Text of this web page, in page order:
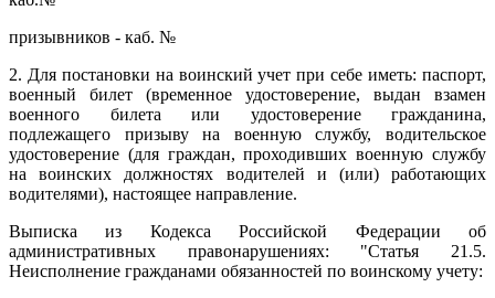
призывников - каб. №
2. Для постановки на воинский учет при себе иметь: паспорт,
военный билет (временное удостоверение, выдан взамен
военного билета или удостоверение гражданина,
подлежащего призыву на военную службу, водительское
удостоверение (для граждан, проходивших военную службу
на воинских должностях водителей и (или) работающих
водителями), настоящее направление.
Выписка из Кодекса Российской Федерации об
административных правонарушениях: "Статья 21.5.
Неисполнение гражданами обязанностей по воинскому учету: